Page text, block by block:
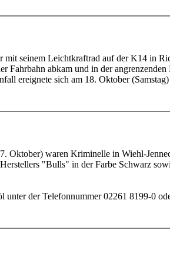
mit seinem Leichtkraftrad auf der K14 in
Fahrbahn abkam und in der
ereignete sich am 18. Oktober
Oktober) waren Kriminelle in Wiehl-
Herstellers "Bulls" in der Farbe Schwarz
der Telefonnummer 02261 8199-0